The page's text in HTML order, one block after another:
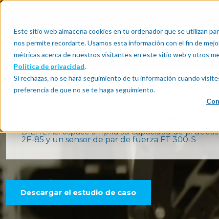
Este sitio web almacena cookies en tu ordenador que se utilizan
nos permite recordarte. Usamos esta información con el fin de
métricas acerca de nuestros visitantes en este sitio web y otros
Política de privacidad.
Si rechazas, no se hará seguimiento de tu información cuando
preferencia de que no se te haga seguimiento.
Por qué la
CASOS PRÁCTICOS
Automatización de los
fabricantes del sector
DIEHL Aerospace amplía su capacidad de
2F-85 y un sensor de par de fuerza FT 300-S
Descargar el estudio de caso